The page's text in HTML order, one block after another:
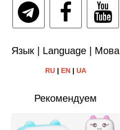
Язык | Language | Мова
RU| EN| UA
Рекомендуем